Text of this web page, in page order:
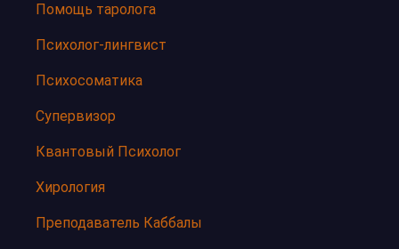
Помощь таролога
Психолог-лингвист
Психосоматика
Супервизор
Квантовый Психолог
Хирология
Преподаватель Каббалы